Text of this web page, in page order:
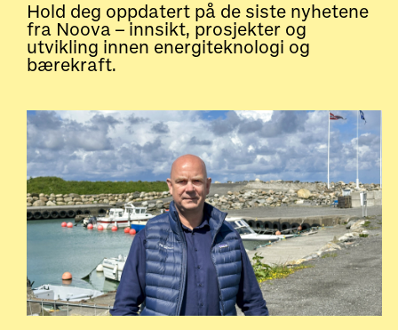
Hold deg oppdatert på de siste nyhetene
fra Noova – innsikt, prosjekter og
utvikling innen energiteknologi og
bærekraft.